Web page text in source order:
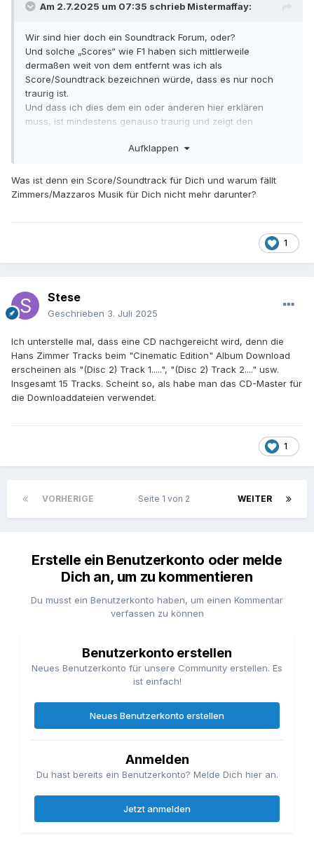
Am 2.7.2025 um 07:35 schrieb Mistermaffay:
Wir sind hier doch ein Soundtrack Forum, oder?
Und solche „Scores“ wie F1 haben sich mittlerweile
dermaßen weit von dem entfernt was ich als
Score/Soundtrack bezeichnen würde, dass es nur noch
traurig ist.
Und dass ich dies dem ein oder anderen hier erklären
muss, ist mindestens genauso traurig und zeigt den
Aufklappen
Was ist denn ein Score/Soundtrack für Dich und warum fällt
Zimmers/Mazzaros Musik für Dich nicht mehr darunter?
1
Stese
Geschrieben 3. Juli 2025
Ich unterstelle mal, dass eine CD nachgereicht wird, denn die
Hans Zimmer Tracks beim "Cinematic Edition" Album Download
erscheinen als "(Disc 2) Track 1.....", "(Disc 2) Track 2...." usw.
Insgesamt 15 Tracks. Scheint so, als habe man das CD-Master für
die Downloaddateien verwendet.
1
VORHERIGE WEITER
Seite 1 von 2
Erstelle ein Benutzerkonto oder melde
Dich an, um zu kommentieren
Du musst ein Benutzerkonto haben, um einen Kommentar
verfassen zu können
Benutzerkonto erstellen
Neues Benutzerkonto für unsere Community erstellen. Es
ist einfach!
Neues Benutzerkonto erstellen
Anmelden
Du hast bereits ein Benutzerkonto? Melde Dich hier an.
Jetzt anmelden